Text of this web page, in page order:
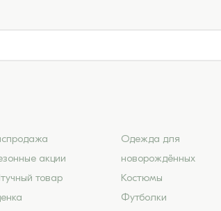
акции
товар
Одежда для
новорождённых
Костюмы
Футболки